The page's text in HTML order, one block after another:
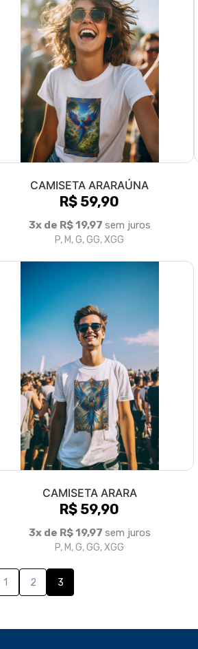
CAMISETA ARARAÚNA
R$ 59,90
3x de R$ 19,97 sem juros
P, M, G, GG, XGG
CAMISETA ARARA
R$ 59,90
3x de R$ 19,97 sem juros
P, M, G, GG, XGG
1 2 3